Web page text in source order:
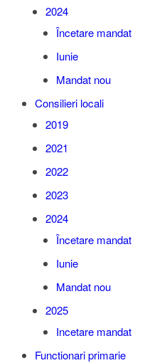
2024
Încetare mandat
Iunie
Mandat nou
Consilieri locali
2019
2021
2022
2023
2024
Încetare mandat
Iunie
Mandat nou
2025
Incetare mandat
Functionari primarie